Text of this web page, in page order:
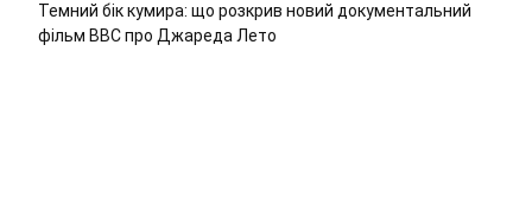
Темний бік кумира: що розкрив новий документальний
фільм ВВС про Джареда Лето